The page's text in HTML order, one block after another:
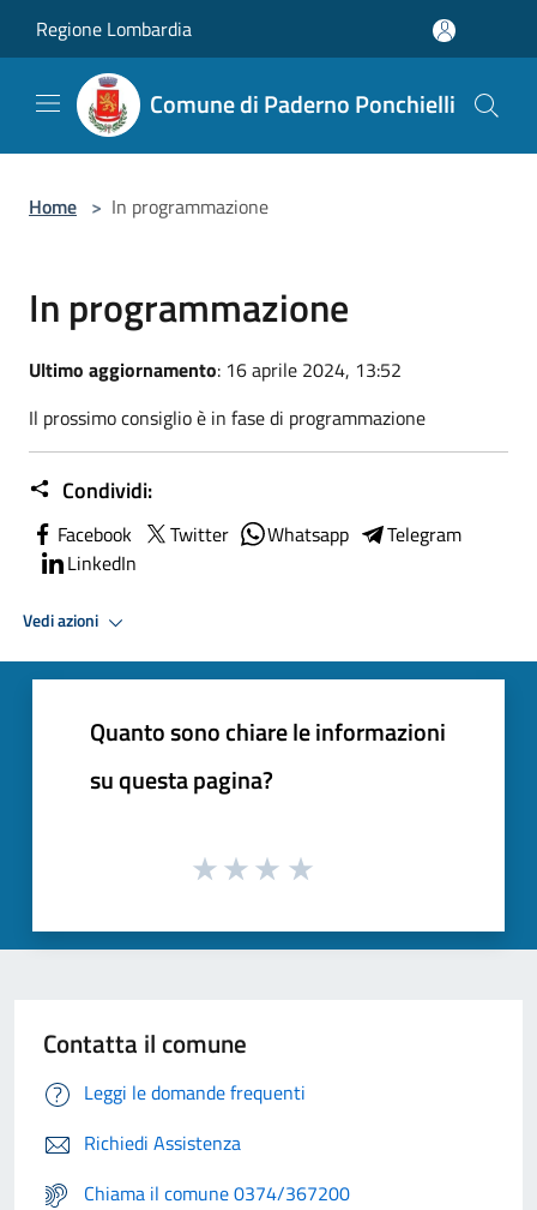
Regione Lombardia
Comune di Paderno Ponchielli
Home > In programmazione
In programmazione
Ultimo aggiornamento: 16 aprile 2024, 13:52
Il prossimo consiglio è in fase di programmazione
Condividi:
Facebook Twitter Whatsapp
Telegram
LinkedIn
Vedi azioni
Quanto sono chiare le informazioni
su questa pagina?
Contatta il comune
Leggi le domande frequenti
Richiedi Assistenza
Chiama il comune 0374/367200